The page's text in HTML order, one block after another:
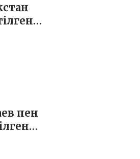
пен